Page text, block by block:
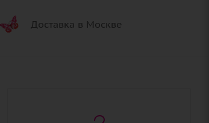
Доставка в Москве